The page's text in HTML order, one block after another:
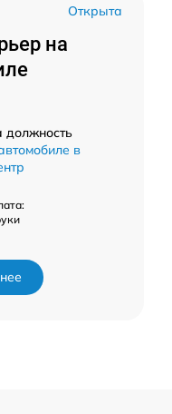
Открыта
на
должность
в